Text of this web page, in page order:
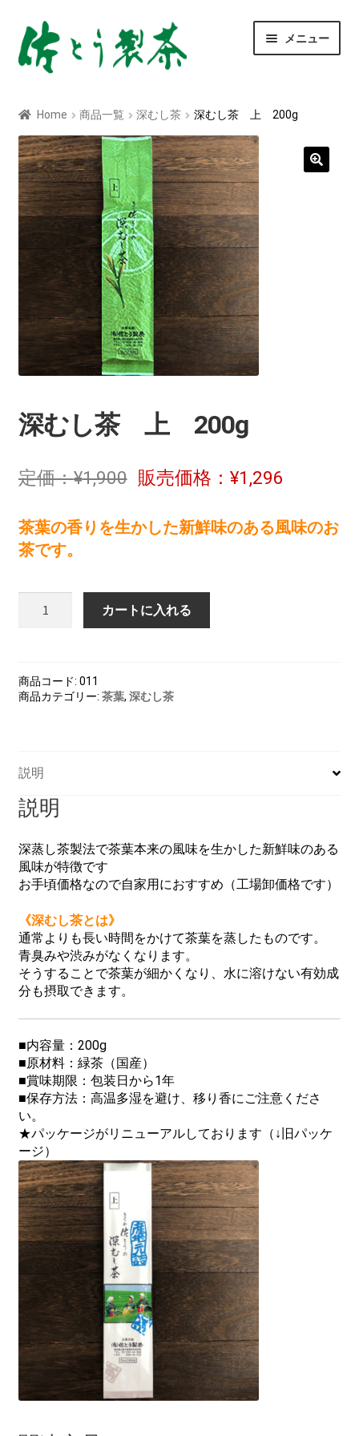
ナ
ビ
ゲ
ョ
ン
へ
ス
キ
ッ
プ
コ
ン
テ
へ
ス
キ
ッ
プ
メニュー
深むし茶
べにふうき茶
青汁
ティーバッグ
茶ぁ～みんぐ
マイアカウント
Home 商品一覧 深むし茶 深むし茶 上 200g
深むし茶 上 200g
¥1,900 ¥1,296
茶葉の香りを生かした新鮮味のある風味のお
茶です。
200g
個
カートに入れる
商品コード: 011
商品カテゴリー: 茶葉, 深むし茶
説明
説明
深蒸し茶製法で茶葉本来の風味を生かした新鮮味のある
風味が特徴です
お手頃価格なので自家用におすすめ（工場卸価格です）
《深むし茶とは》
通常よりも長い時間をかけて茶葉を蒸したものです。
青臭みや渋みがなくなります。
そうすることで茶葉が細かくなり、水に溶けない有効成
分も摂取できます。
■内容量：200g
■原材料：緑茶（国産）
■賞味期限：包装日から1年
■保存方法：高温多湿を避け、移り香にご注意くださ
い。
★パッケージがリニューアルしております（↓旧パッケ
ージ）